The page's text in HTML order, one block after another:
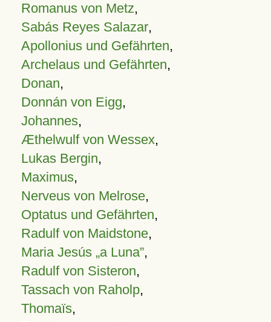
Romanus von Metz,
Sabás Reyes Salazar,
Apollonius und Gefährten,
Archelaus und Gefährten,
Donan,
Donnán von Eigg,
Johannes,
Æthelwulf von Wessex,
Lukas Bergin,
Maximus,
Nerveus von Melrose,
Optatus und Gefährten,
Radulf von Maidstone,
Maria Jesús „a Luna”,
Radulf von Sisteron,
Tassach von Raholp,
Thomaïs,